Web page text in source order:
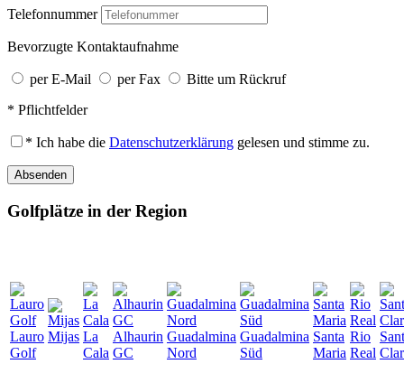
Telefonnummer
Bevorzugte Kontaktaufnahme
per E-Mail per Fax
Bitte um Rückruf
* Pflichtfelder
* Ich habe die Datenschutzerklärung gelesen und stimme zu.
Absenden
Golfplätze in der Region
Lauro
Golf
Mijas La
Cala
Alhaurin
GC
Guadalmina
Nord
Guadalmina
Süd
Santa
Maria
Rio
Real